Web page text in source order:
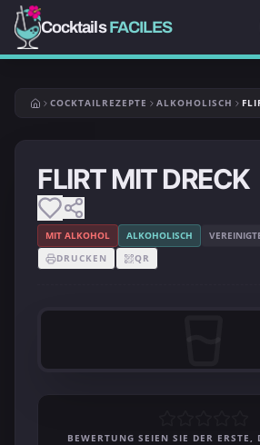
CocktailsFACILES
COCKTAILREZEPTE ALKOHOLISCH
FLIRT MIT DRECK
MIT ALKOHOL ALKOHOLISCH
DRUCKEN
QR
BEWERTUNG SEIEN SIE DER ERSTE,